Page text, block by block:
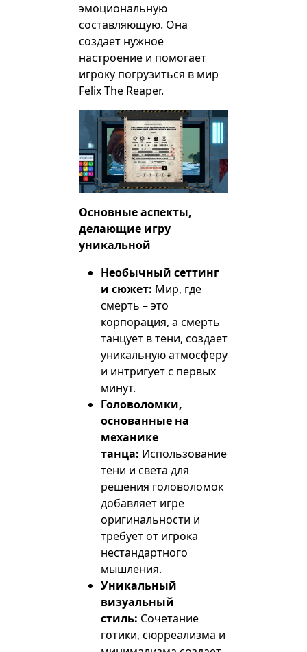
эмоциональную
составляющую. Она
создает нужное
настроение и помогает
игроку погрузиться в мир
Felix The Reaper.
Основные аспекты,
делающие игру
уникальной
Необычный сеттинг
и сюжет: Мир, где
смерть – это
корпорация, а смерть
танцует в тени, создает
уникальную атмосферу
и интригует с первых
минут.
Головоломки,
основанные на
механике
танца: Использование
тени и света для
решения головоломок
добавляет игре
оригинальности и
требует от игрока
нестандартного
мышления.
Уникальный
визуальный
стиль: Сочетание
готики, сюрреализма и